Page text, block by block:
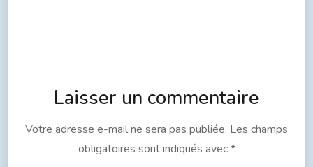
Laisser un commentaire
Votre adresse e-mail ne sera pas publiée. Les champs
obligatoires sont indiqués avec*